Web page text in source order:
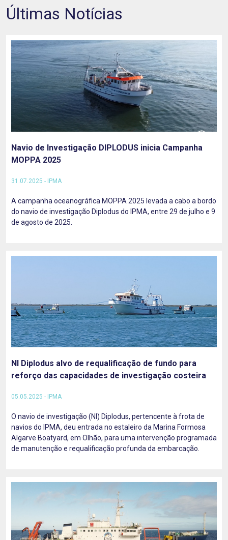
Últimas Notícias
Navio de Investigação DIPLODUS inicia Campanha
MOPPA 2025
31.07.2025 - IPMA
A campanha oceanográfica MOPPA 2025 levada a cabo a bordo
do navio de investigação Diplodus do IPMA, entre 29 de julho e 9
de agosto de 2025.
NI Diplodus alvo de requalificação de fundo para
reforço das capacidades de investigação costeira
05.05.2025 - IPMA
O navio de investigação (NI) Diplodus, pertencente à frota de
navios do IPMA, deu entrada no estaleiro da Marina Formosa
Algarve Boatyard, em Olhão, para uma intervenção programada
de manutenção e requalificação profunda da embarcação.